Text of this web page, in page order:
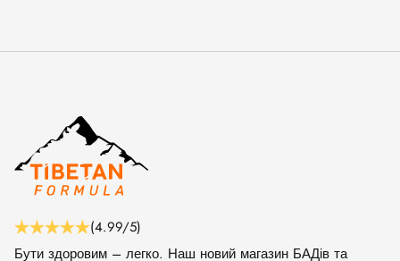
(4.99/5)
Бути здоровим – легко. Наш новий магазин БАДів та